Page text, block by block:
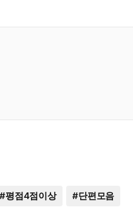
#평점4점이상 #단편모음